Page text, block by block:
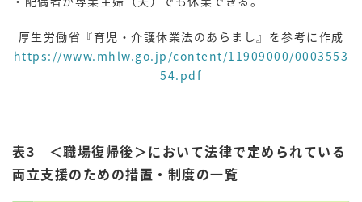
厚生労働省『育児・介護休業法のあらまし』を参考に作成
https://www.mhlw.go.jp/content/11909000/0003553
54.pdf
表3 ＜職場復帰後＞において法律で定められている
両立支援のための措置・制度の一覧